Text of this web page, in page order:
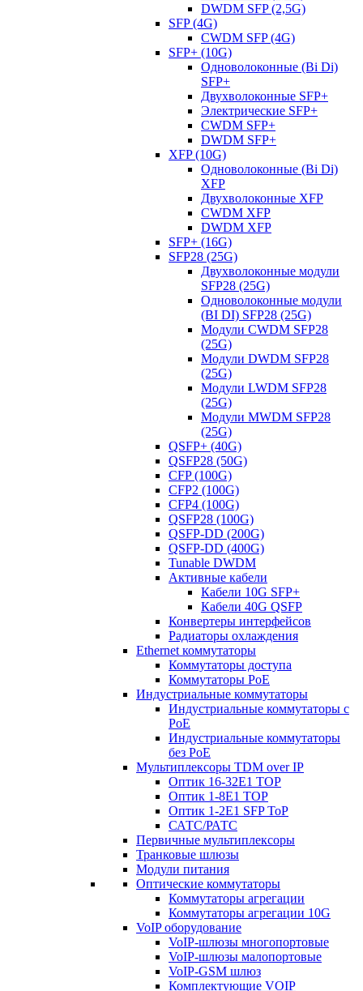
DWDM SFP (2,5G)
SFP (4G)
CWDM SFP (4G)
SFP+ (10G)
Одноволоконные (Bi Di)
SFP+
Двухволоконные SFP+
Электрические SFP+
CWDM SFP+
DWDM SFP+
XFP (10G)
Одноволоконные (Bi Di)
XFP
Двухволоконные XFP
CWDM XFP
DWDM XFP
SFP+ (16G)
SFP28 (25G)
Двухволоконные модули
SFP28 (25G)
Одноволоконные модули
(BI DI) SFP28 (25G)
Модули CWDM SFP28
(25G)
Модули DWDM SFP28
(25G)
Модули LWDM SFP28
(25G)
Модули MWDM SFP28
(25G)
QSFP+ (40G)
QSFP28 (50G)
CFP (100G)
CFP2 (100G)
CFP4 (100G)
QSFP28 (100G)
QSFP-DD (200G)
QSFP-DD (400G)
Tunable DWDM
Активные кабели
Кабели 10G SFP+
Кабели 40G QSFP
Конвертеры интерфейсов
Радиаторы охлаждения
Ethernet коммутаторы
Коммутаторы доступа
Коммутаторы PoE
Индустриальные коммутаторы
Индустриальные коммутаторы с
PoE
Индустриальные коммутаторы
без PoE
Мультиплексоры TDM over IP
Оптик 16-32E1 TOP
Оптик 1-8E1 TOP
Оптик 1-2E1 SFP ToP
САТС/РАТС
Первичные мультиплексоры
Транковые шлюзы
Модули питания
Оптические коммутаторы
Коммутаторы агрегации
Коммутаторы агрегации 10G
VoIP оборудование
VoIP-шлюзы многопортовые
VoIP-шлюзы малопортовые
VoIP-GSM шлюз
Комплектующие VOIP